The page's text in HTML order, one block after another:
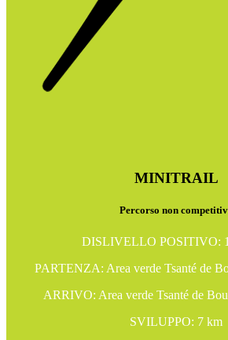
MINITRAIL
Percorso non
DISLIVELLO POSITIVO:
PARTENZA: Area verde Tsanté de
ARRIVO: Area verde Tsanté de
SVILUPPO: 7 km